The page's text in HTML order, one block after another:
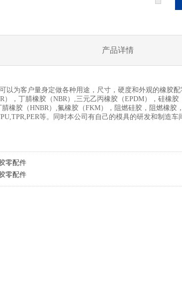
产品详情
以为客户量身定做各种用途，尺寸，硬度和外观的橡胶
，丁腈橡胶（NBR）,三元乙丙橡胶（EPDM），硅橡
腈橡胶（HNBR）,氟橡胶（FKM），阻燃硅胶，阻燃橡胶
等。同时本公司有自己的模具的研发和制造车
零配件
零配件